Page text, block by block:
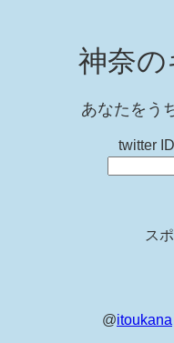
神奈
あなたをう
twitter
ス
@itoukana